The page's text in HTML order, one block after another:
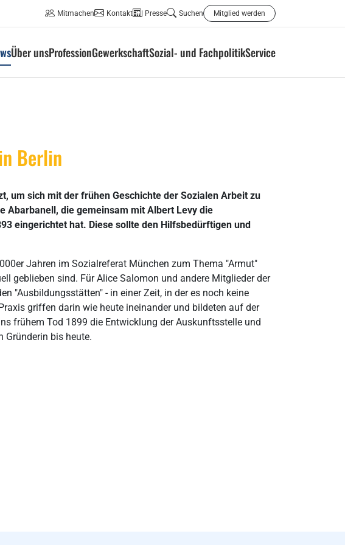
Mitmachen Kontakt Presse Suchen Mitglied werden
Über unsProfessionGewerkschaftSozial- und FachpolitikService
Berlin
um sich mit der frühen Geschichte der Sozialen Arbeit zu
Abarbanell, die gemeinsam mit Albert Levy die
eingerichtet hat. Diese sollte den Hilfsbedürftigen und
Jahren im Sozialreferat München zum Thema "Armut"
geblieben sind. Für Alice Salomon und andere Mitglieder der
"Ausbildungsstätten" - in einer Zeit, in der es noch keine
griffen darin wie heute ineinander und bildeten auf der
frühem Tod 1899 die Entwicklung der Auskunftsstelle und
Gründerin bis heute.